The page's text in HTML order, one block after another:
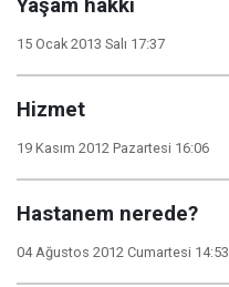
Yaşam hakkı
15 Ocak 2013 Salı 17:37
Hizmet
19 Kasım 2012 Pazartesi 16:06
Hastanem nerede?
04 Ağustos 2012 Cumartesi 14:53